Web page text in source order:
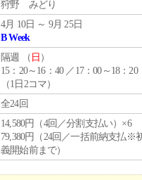
狩野 みどり
4月 10日 ～ 9月 25日
B Week
隔週 （ 日 ）
15：20～16：40 ／17：00～18：20
（1日2コマ）
全24回
14,580円（4回／分割支払い）×6
79,380円（24回／一括前納支払※
義開始前まで）